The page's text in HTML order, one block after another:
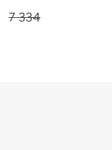
7 334